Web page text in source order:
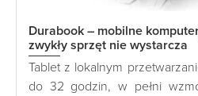
Durabook – mobilne
zwykły sprzęt nie wystarcza
Tablet z lokalnym
do 32 godzin, w pełni